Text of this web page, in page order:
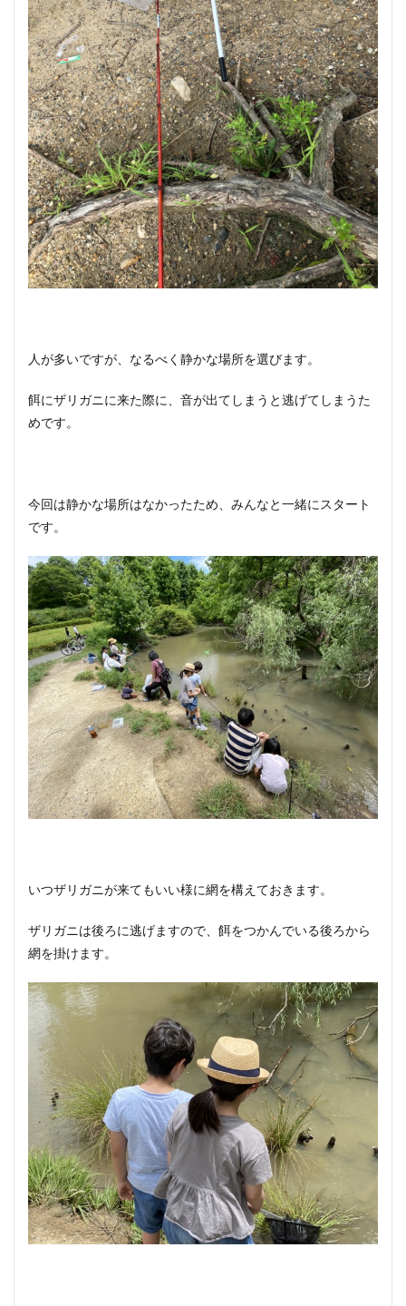
人が多いですが、なるべく静かな場所を選びます。
餌にザリガニに来た際に、音が出てしまうと逃げてしまうた
めです。
今回は静かな場所はなかったため、みんなと一緒にスタート
です。
いつザリガニが来てもいい様に網を構えておきます。
ザリガニは後ろに逃げますので、餌をつかんでいる後ろから
網を掛けます。